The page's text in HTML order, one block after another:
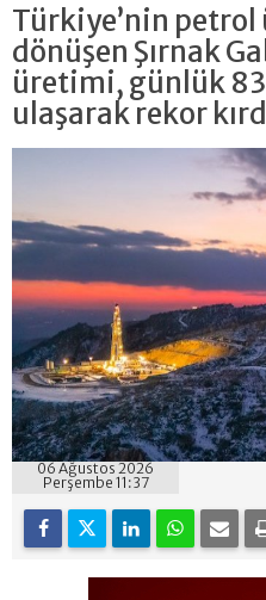
Türkiye’nin
dönüşen Şırnak
üretimi, günlük
ulaşarak rekor
06 Ağustos 2026
Perşembe 11:37